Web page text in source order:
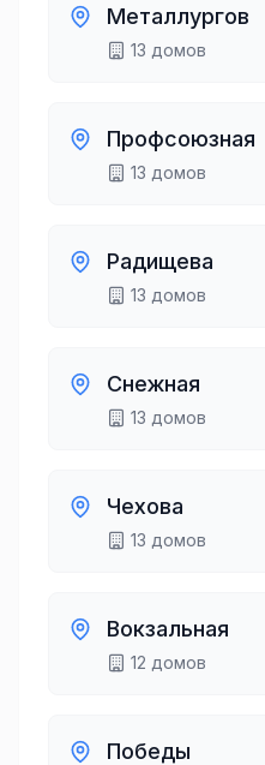
Металлургов
13 домов
Профсоюзная
13 домов
Радищева
13 домов
Снежная
13 домов
Чехова
13 домов
Вокзальная
12 домов
Победы